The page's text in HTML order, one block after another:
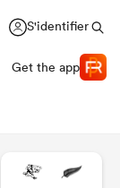
S'identifier
Get the app